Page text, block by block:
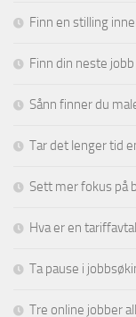
Finn en stilling
Finn din neste
Sånn finner du
Tar det lenger tid
Sett mer fokus på
Hva er en
Ta pause i
Tre online jobber